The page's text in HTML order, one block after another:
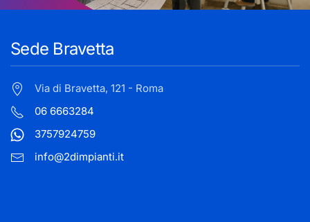
Sede Bravetta
Via di Bravetta, 121 - Roma
06 6663284
3757924759
info@2dimpianti.it